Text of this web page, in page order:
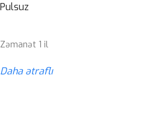
Pulsuz
Zəmanət 1 il
Daha ətraflı